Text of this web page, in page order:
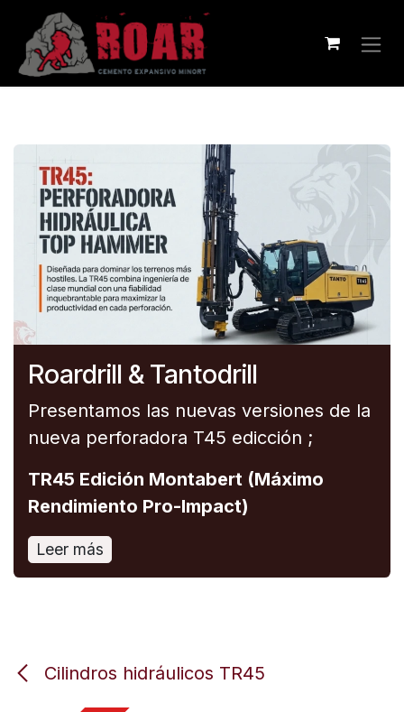
Ir al contenido
Roardrill & Tantodrill
Presentamos las nuevas versiones de la
nueva perforadora T45 edicción ;
TR45 Edición Montabert (Máximo
Rendimiento Pro-Impact)
Leer más
Cilindros hidráulicos TR45